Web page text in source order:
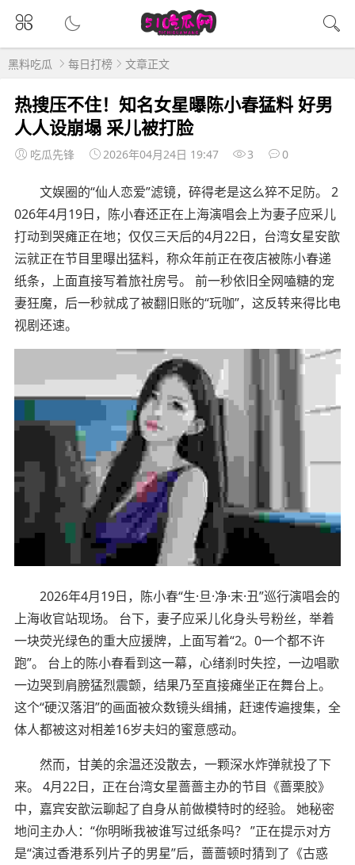
黑料吃瓜 每日打榜 文章正文
热搜压不住！知名女星曝陈小春猛料 好男
人人设崩塌 采儿被打脸
吃瓜先锋 2026年04月24日 19:47 3 0
文娱圈的“仙人恋爱”滤镜，碎得老是这么猝不足防。 2
026年4月19日，陈小春还正在上海演唱会上为妻子应采儿
打动到哭瘫正在地；仅仅三天后的4月22日，台湾女星安歆
沄就正在节目里曝出猛料，称众年前正在夜店被陈小春递
纸条，上面直接写着旅社房号。 前一秒依旧全网嗑糖的宠
妻狂魔，后一秒就成了被翻旧账的“玩咖”，这反转来得比电
视剧还速。
2026年4月19日，陈小春“生·旦·净·末·丑”巡行演唱会的
上海收官站现场。 台下，妻子应采儿化身头号粉丝，举着
一块荧光绿色的重大应援牌，上面写着“2。0一个都不许
跑”。 台上的陈小春看到这一幕，心绪刹时失控，一边唱歌
一边哭到肩膀猛烈震颤，结果乃至直接瘫坐正在舞台上。
这个“硬汉落泪”的画面被众数镜头缉捕，赶速传遍搜集，全
体人都被这对相差16岁夫妇的蜜意感动。
然而，甘美的余温还没散去，一颗深水炸弹就投了下
来。 4月22日，正在台湾女星蔷蔷主办的节目《蔷栗胶》
中，嘉宾安歆沄聊起了自身从前做模特时的经验。 她秘密
地问主办人：“你明晰我被谁写过纸条吗？ ”正在提示对方
是“演过香港系列片子的男星”后，蔷蔷顿时猜到了《古惑